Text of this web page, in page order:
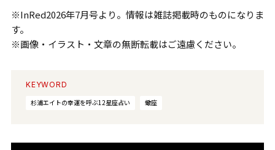
※InRed2026年7月号より。情報は雑誌掲載時のものになりま
す。
※画像・イラスト・文章の無断転載はご遠慮ください。
KEYWORD
杉浦エイトの幸運を呼ぶ12星座占い
蠍座